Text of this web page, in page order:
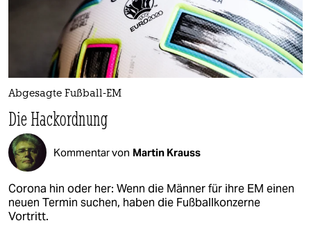
Abgesagte Fußball-EM
Die Hackordnung
Kommentar von Martin Krauss
Corona hin oder her: Wenn die Männer für ihre EM einen
neuen Termin suchen, haben die Fußballkonzerne
Vortritt.